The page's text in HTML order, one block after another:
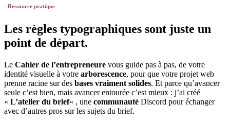
- Ressource pratique
Les règles typographiques sont juste un
point de départ.
Le Cahier de l’entrepreneure vous guide pas à pas, de votre
identité visuelle à votre arborescence, pour que votre projet web
prenne racine sur des bases vraiment solides. Et parce qu’avancer
seule c’est bien, mais avancer entourée c’est mieux : j’ai créé
« L’atelier du brief« , une communauté Discord pour échanger
avec d’autres pros sur les sujets du brief.